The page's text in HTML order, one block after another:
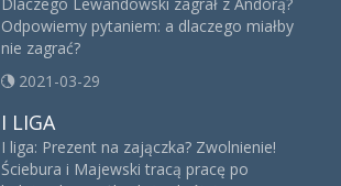
Odpowiemy pytaniem: a dlaczego miałby
nie zagrać?
2021-03-29
I LIGA
I liga: Prezent na zajączka? Zwolnienie!
Ściebura i Majewski tracą pracę po